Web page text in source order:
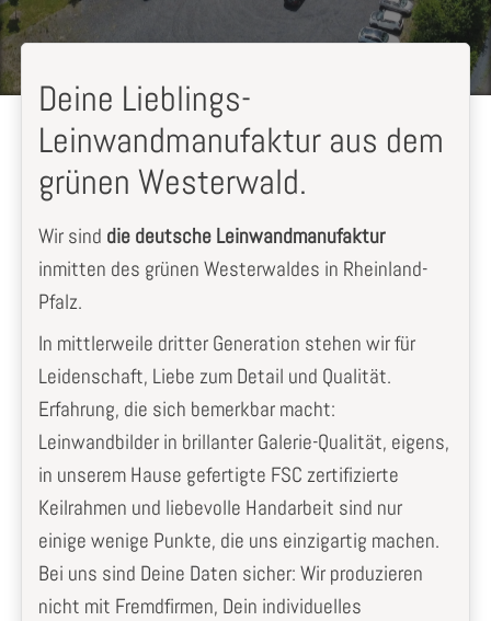
Deine Lieblings-
Leinwandmanufaktur aus dem
grünen Westerwald.
Wir sind die deutsche Leinwandmanufaktur
inmitten des grünen Westerwaldes in Rheinland-
Pfalz.
In mittlerweile dritter Generation stehen wir für
Leidenschaft, Liebe zum Detail und Qualität.
Erfahrung, die sich bemerkbar macht:
Leinwandbilder in brillanter Galerie-Qualität, eigens,
in unserem Hause gefertigte FSC zertifizierte
Keilrahmen und liebevolle Handarbeit sind nur
einige wenige Punkte, die uns einzigartig machen.
Bei uns sind Deine Daten sicher: Wir produzieren
nicht mit Fremdfirmen, Dein individuelles